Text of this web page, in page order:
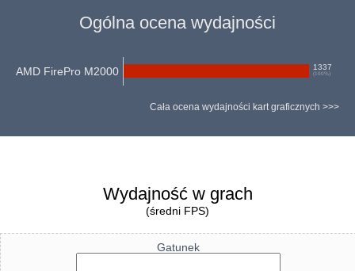
Ogólna ocena wydajności
AMD FirePro M2000 1337
(100 %)
Cała ocena wydajności kart graficznych >>>
Wydajność w grach
(średni FPS)
Gatunek